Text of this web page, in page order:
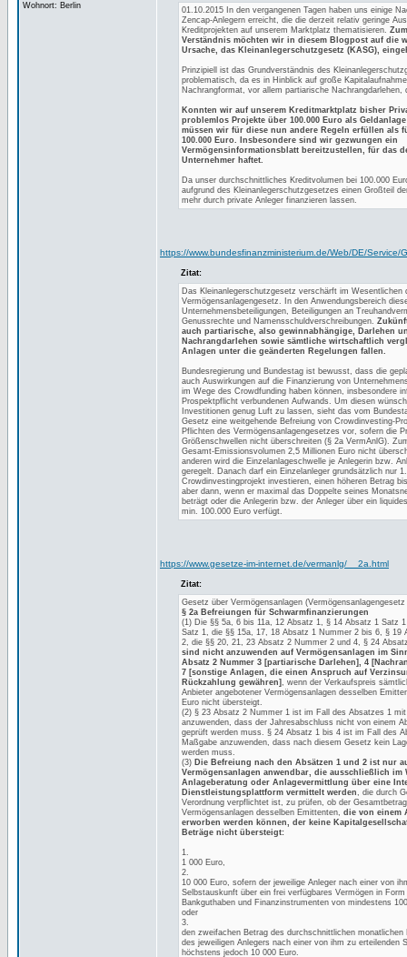
Wohnort: Berlin
01.10.2015 In den vergangenen Tagen haben uns einige
Zencap-Anlegern erreicht, die die derzeit relativ geringe
Kreditprojekten auf unserem Marktplatz thematisieren.
Verständnis möchten wir in diesem Blogpost auf die
Ursache, das Kleinanlegerschutzgesetz (KASG),
Prinzipiell ist das Grundverständnis des
problematisch, da es in Hinblick auf große
Nachrangformat, vor allem partiarische Nachrangdarlehen,
Konnten wir auf unserem Kreditmarktplatz bisher
problemlos Projekte über 100.000 Euro als
müssen wir für diese nun andere Regeln erfüllen als
100.000 Euro. Insbesondere sind wir gezwungen ein
Vermögensinformationsblatt bereitzustellen, für das
Unternehmer haftet.
Da unser durchschnittliches Kreditvolumen bei 100.000
aufgrund des Kleinanlegerschutzgesetzes einen Großteil
mehr durch private Anleger finanzieren lassen.
https://www.bundesfinanzministerium.de/Web/DE/Service/
Zitat:
Das Kleinanlegerschutzgesetz verschärft im Wesentlichen
Vermögensanlagengesetz. In den Anwendungsbereich
Unternehmensbeteiligungen, Beteiligungen an
Genussrechte und Namensschuldverschreibungen.
auch partiarische, also gewinnabhängige, Darlehen
Nachrangdarlehen sowie sämtliche wirtschaftlich
Anlagen unter die geänderten Regelungen fallen.
Bundesregierung und Bundestag ist bewusst, dass die
auch Auswirkungen auf die Finanzierung von
im Wege des Crowdfunding haben können, insbesondere
Prospektpflicht verbundenen Aufwands. Um diesen
Investitionen genug Luft zu lassen, sieht das vom
Gesetz eine weitgehende Befreiung von Crowdinvesting-
Pflichten des Vermögensanlagengesetzes vor, sofern die
Größenschwellen nicht überschreiten (§ 2a VermAnlG).
Gesamt-Emissionsvolumen 2,5 Millionen Euro nicht
anderen wird die Einzelanlageschwelle je Anlegerin bzw.
geregelt. Danach darf ein Einzelanleger grundsätzlich nur
Crowdinvestingprojekt investieren, einen höheren Betrag
aber dann, wenn er maximal das Doppelte seines
beträgt oder die Anlegerin bzw. der Anleger über ein
min. 100.000 Euro verfügt.
https://www.gesetze-im-internet.de/vermanlg/__2a.html
Zitat:
Gesetz über Vermögensanlagen
§ 2a Befreiungen für Schwarmfinanzierungen
(1) Die §§ 5a, 6 bis 11a, 12 Absatz 1, § 14 Absatz 1 Satz
Satz 1, die §§ 15a, 17, 18 Absatz 1 Nummer 2 bis 6, § 19
2, die §§ 20, 21, 23 Absatz 2 Nummer 2 und 4, § 24
sind nicht anzuwenden auf Vermögensanlagen im
Absatz 2 Nummer 3 [partiarische Darlehen], 4
7 [sonstige Anlagen, die einen Anspruch auf
Rückzahlung gewähren], wenn der Verkaufspreis
Anbieter angebotener Vermögensanlagen desselben
Euro nicht übersteigt.
(2) § 23 Absatz 2 Nummer 1 ist im Fall des Absatzes 1
anzuwenden, dass der Jahresabschluss nicht von einem
geprüft werden muss. § 24 Absatz 1 bis 4 ist im Fall des
Maßgabe anzuwenden, dass nach diesem Gesetz kein
werden muss.
(3) Die Befreiung nach den Absätzen 1 und 2 ist nur
Vermögensanlagen anwendbar, die ausschließlich im
Anlageberatung oder Anlagevermittlung über eine
Dienstleistungsplattform vermittelt werden, die durch
Verordnung verpflichtet ist, zu prüfen, ob der
Vermögensanlagen desselben Emittenten, die von einem
erworben werden können, der keine
Beträge nicht übersteigt:
1.
1 000 Euro,
2.
10 000 Euro, sofern der jeweilige Anleger nach einer von
Selbstauskunft über ein frei verfügbares Vermögen in Form
Bankguthaben und Finanzinstrumenten von mindestens
oder
3.
den zweifachen Betrag des durchschnittlichen monatlichen
des jeweiligen Anlegers nach einer von ihm zu erteilenden
höchstens jedoch 10 000 Euro.